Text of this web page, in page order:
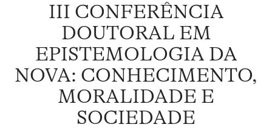
III CONFERÊNCIA
DOUTORAL EM
EPISTEMOLOGIA DA
NOVA: CONHECIMENTO,
MORALIDADE E
SOCIEDADE